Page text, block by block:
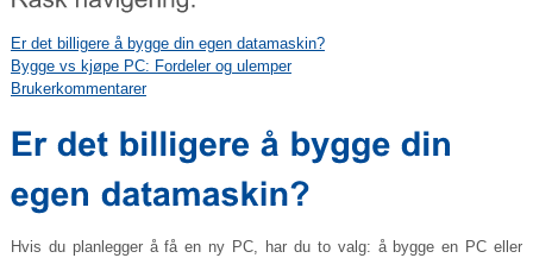
Er det billigere å bygge din egen datamaskin?
Bygge vs kjøpe PC: Fordeler og ulemper
Brukerkommentarer
Hvis du planlegger å få en ny PC, har du to valg: å bygge en PC eller